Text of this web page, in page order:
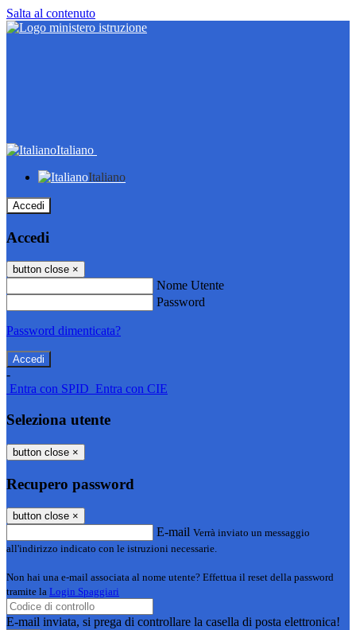
Salta al contenuto
Italiano
Italiano
Accedi
Accedi
button close ×
Nome Utente
Password
Password dimenticata?
-
Entra con SPID Entra con CIE
Seleziona utente
button close ×
Recupero password
button close ×
E-mail Verrà inviato un messaggio
all'indirizzo indicato con le istruzioni necessarie.
Non hai una e-mail associata al nome utente? Effettua il reset della password
tramite la Login Spaggiari
E-mail inviata, si prega di controllare la casella di posta elettronica!